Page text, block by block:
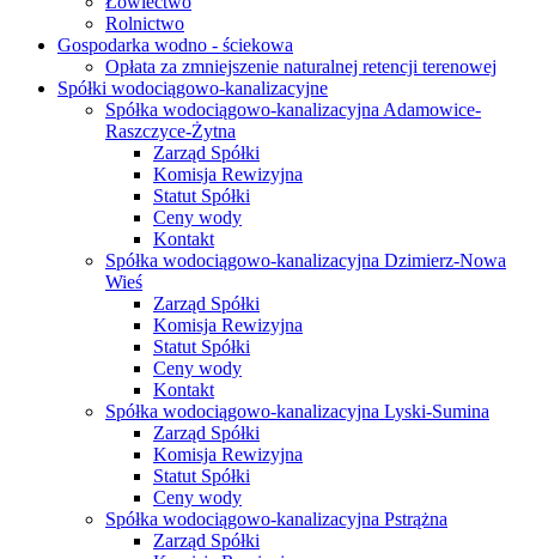
Rolnictwo
Gospodarka wodno - ściekowa
Opłata za zmniejszenie naturalnej retencji terenowej
Spółki wodociągowo-kanalizacyjne
Spółka wodociągowo-kanalizacyjna Adamowice-
Raszczyce-Żytna
Zarząd Spółki
Komisja Rewizyjna
Statut Spółki
Ceny wody
Kontakt
Spółka wodociągowo-kanalizacyjna Dzimierz-Nowa
Wieś
Zarząd Spółki
Komisja Rewizyjna
Statut Spółki
Ceny wody
Kontakt
Spółka wodociągowo-kanalizacyjna Lyski-Sumina
Zarząd Spółki
Komisja Rewizyjna
Statut Spółki
Ceny wody
Spółka wodociągowo-kanalizacyjna Pstrążna
Zarząd Spółki